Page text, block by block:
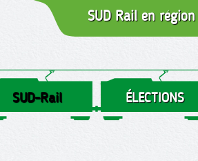
SUD Rail en région
SUD-Rail ÉLECTIONS